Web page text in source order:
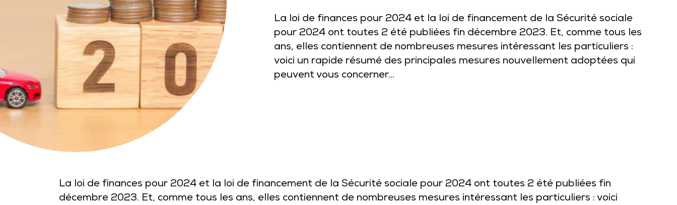
La loi de finances pour 2024 et la loi de financement de la Sécurité sociale
pour 2024 ont toutes 2 été publiées fin décembre 2023. Et, comme tous les
ans, elles contiennent de nombreuses mesures intéressant les particuliers :
voici un rapide résumé des principales mesures nouvellement adoptées qui
peuvent vous concerner...
La loi de finances pour 2024 et la loi de financement de la Sécurité sociale pour 2024 ont toutes 2 été publiées fin
décembre 2023. Et, comme tous les ans, elles contiennent de nombreuses mesures intéressant les particuliers : voici